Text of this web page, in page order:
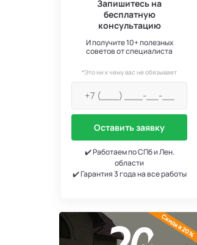
Запишитесь на
бесплатную
консультацию
И получите 10+ полезных
советов от специалиста
*Это ни к чему вас не обязывает
Оставить заявку
✔️ Работаем по СПб и Лен.
области
✔️ Гарантия 3 года на все работы
Скидка 20%